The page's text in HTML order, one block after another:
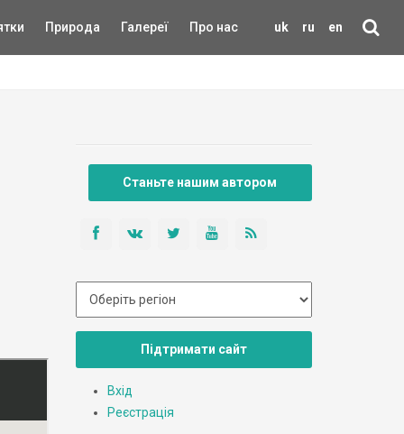
uk ru en
Природа Галереї Про нас
Станьте нашим автором
Підтримати сайт
Вхід
Реєстрація